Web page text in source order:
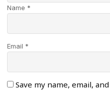
Name *
Email *
Save my name, email,